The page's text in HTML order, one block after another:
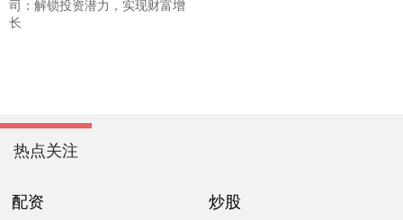
司：解锁投资潜力，实现财富增
长
热点关注
配资 炒股